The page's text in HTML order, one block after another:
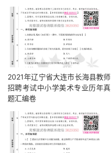
2021年辽宁省大连市长海县教师
招聘考试中小学美术专业历年真
题汇编卷